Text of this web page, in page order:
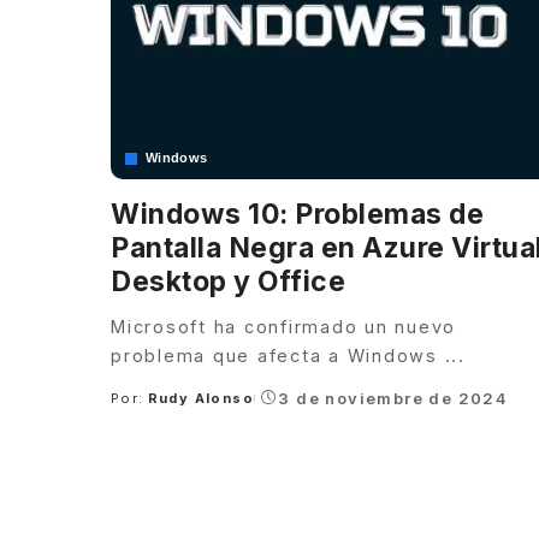
Windows
Windows 10: Problemas de
Pantalla Negra en Azure
Desktop y Office
Microsoft ha confirmado un nuevo
problema que afecta a Windows ...
Posted
Por: Rudy Alonso 3 de noviembre de 2024